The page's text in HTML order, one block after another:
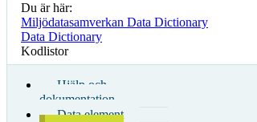
Du är här:
Miljödatasamverkan Data Dictionary
Data Dictionary
Kodlistor
Hjälp och
dokumentation
Data element